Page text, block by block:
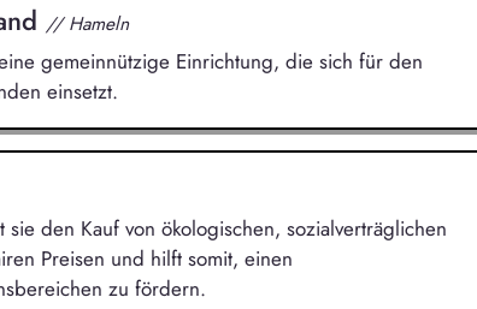
// Hameln
gemeinnützige Einrichtung, die sich für den
einsetzt.
den Kauf von ökologischen, sozialverträglichen
Preisen und hilft somit, einen
zu fördern.